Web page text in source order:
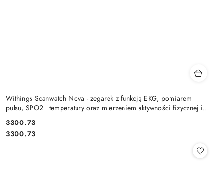
Withings Scanwatch Nova - zegarek z funkcją EKG, pomiarem
pulsu, SPO2 i temperatury oraz mierzeniem aktywności fizycznej i
Cena:
3300.73
Cena:
3300.73